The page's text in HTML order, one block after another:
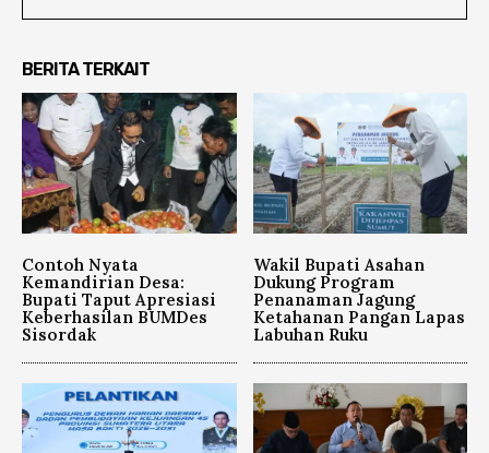
BERITA TERKAIT
Contoh Nyata
Kemandirian Desa:
Bupati Taput Apresiasi
Keberhasilan BUMDes
Sisordak
Wakil Bupati Asahan
Dukung Program
Penanaman Jagung
Ketahanan Pangan Lapas
Labuhan Ruku